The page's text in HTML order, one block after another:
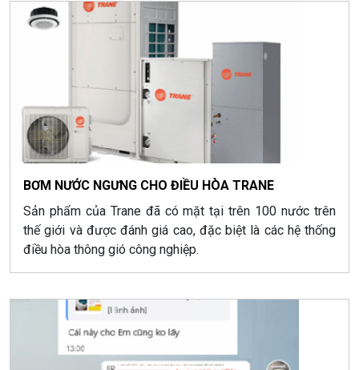
BƠM NƯỚC NGƯNG CHO ĐIỀU HÒA TRANE
Sản phẩm của Trane đã có mặt tại trên 100 nước trên
thế giới và được đánh giá cao, đặc biệt là các hệ thống
điều hòa thông gió công nghiệp.